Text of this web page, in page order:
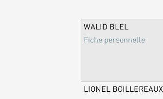
WALID BLEL
Fiche personnelle
LIONEL BOILLEREAUX